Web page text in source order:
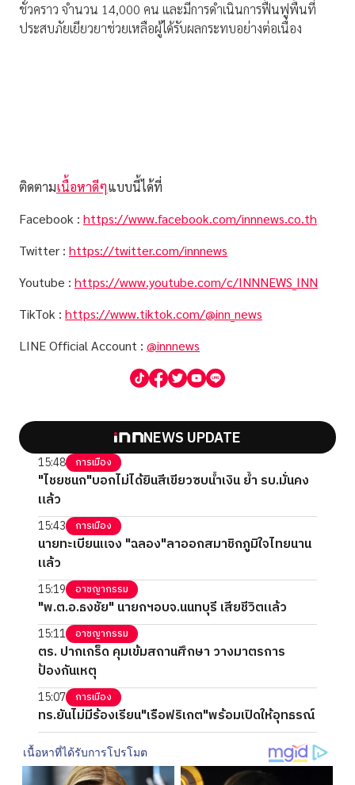
ชั่วคราว จำนวน 14,000 คน และมีการดำเนินการฟื้นฟูพื้นที่
ประสบภัยเยียวยาช่วยเหลือผู้ได้รับผลกระทบอย่างต่อเนื่อง
ติดตามเนื้อหาดีๆแบบนี้ได้ที่
Facebook : https://www.facebook.com/innnews.co.th
Twitter : https://twitter.com/innnews
Youtube : https://www.youtube.com/c/INNNEWS_INN
TikTok : https://www.tiktok.com/@inn_news
LINE Official Account : @innnews
NEWS UPDATE
15:48 การเมือง
"ไชยชนก"บอกไม่ได้ยินสีเขียวซบน้ำเงิน ย้ำ รบ.มั่นคง
แล้ว
15:43 การเมือง
นายทะเบียนแจง "ฉลอง"ลาออกสมาชิกภูมิใจไทยนาน
แล้ว
15:19 อาชญากรรม
"พ.ต.อ.ธงชัย" นายกฯอบจ.นนทบุรี เสียชีวิตแล้ว
15:11 อาชญากรรม
ตร. ปากเกร็ด คุมเข้มสถานศึกษา วางมาตรการ
ป้องกันเหตุ
15:07 การเมือง
ทร.ยันไม่มีร้องเรียน"เรือฟริเกต"พร้อมเปิดให้อุทธรณ์